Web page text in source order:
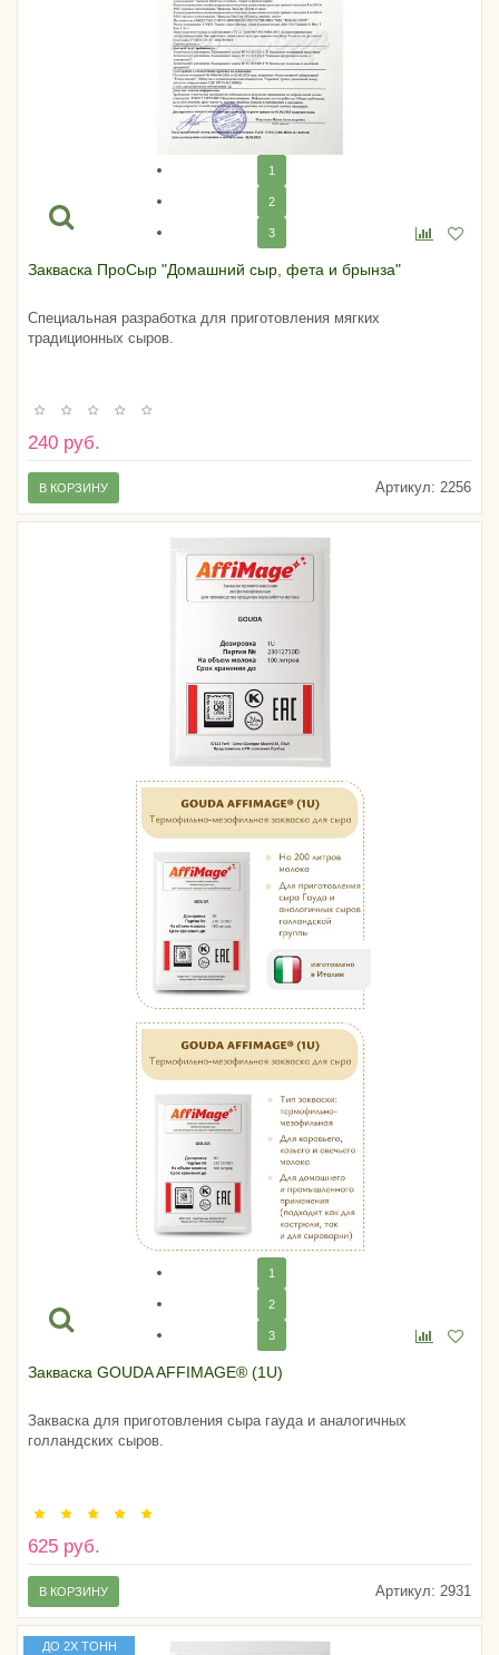
1
2
3
Закваска ПроСыр "Домашний сыр, фета и брынза"
Специальная разработка для приготовления мягких
традиционных сыров.
240 руб.
Артикул: 2256
В КОРЗИНУ
1
2
3
Закваска GOUDA AFFIMAGE® (1U)
Закваска для приготовления сыра гауда и аналогичных
голландских сыров.
625 руб.
Артикул: 2931
В КОРЗИНУ
ДО 2Х ТОНН